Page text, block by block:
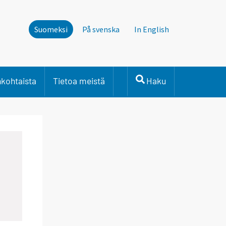
Suomeksi På svenska In English
Tietoa meistä Haku